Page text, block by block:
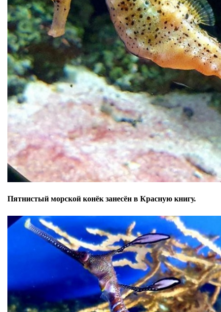
Пятнистый морской конёк занесён в Красную книгу.